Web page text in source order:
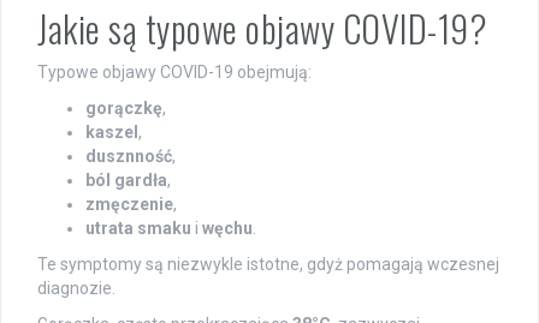
Jakie są typowe objawy COVID-19?
Typowe objawy COVID-19 obejmują:
gorączkę,
kaszel ,
dusznność,
ból gardła,
zmęczenie,
utrata smaku i węchu
Te symptomy są niezwykle istotne, gdyż pomagają wczesnej
diagnozie.